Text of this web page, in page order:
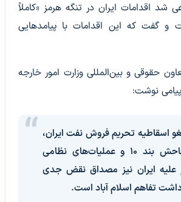
شد اقدامات ایران در تنگه هرمز «کاملاً
و گفت که این اقدامات با پیامدهایی
حقوقی و بین‌المللی وزارت امور خارجه
نوشت:
اسقاطیه تحریم فروش نفت ایران،
مصداق نقض فاحش بند ۱۰ و عملیات‌های نظامی
علیه ایران نیز مصداق نقض جدی